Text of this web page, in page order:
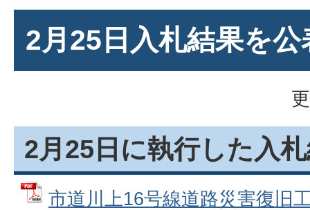
2月25日入札結果を
2月25日に執行した入
市道川上16号線道路災害復旧